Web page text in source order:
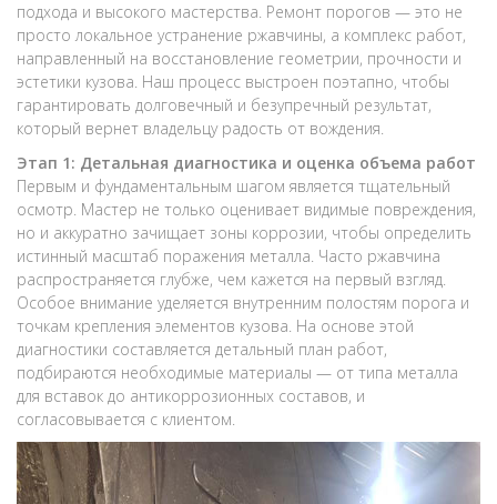
подхода и высокого мастерства. Ремонт порогов — это не
просто локальное устранение ржавчины, а комплекс работ,
направленный на восстановление геометрии, прочности и
эстетики кузова. Наш процесс выстроен поэтапно, чтобы
гарантировать долговечный и безупречный результат,
который вернет владельцу радость от вождения.
Этап 1: Детальная диагностика и оценка объема работ
Первым и фундаментальным шагом является тщательный
осмотр. Мастер не только оценивает видимые повреждения,
но и аккуратно зачищает зоны коррозии, чтобы определить
истинный масштаб поражения металла. Часто ржавчина
распространяется глубже, чем кажется на первый взгляд.
Особое внимание уделяется внутренним полостям порога и
точкам крепления элементов кузова. На основе этой
диагностики составляется детальный план работ,
подбираются необходимые материалы — от типа металла
для вставок до антикоррозионных составов, и
согласовывается с клиентом.